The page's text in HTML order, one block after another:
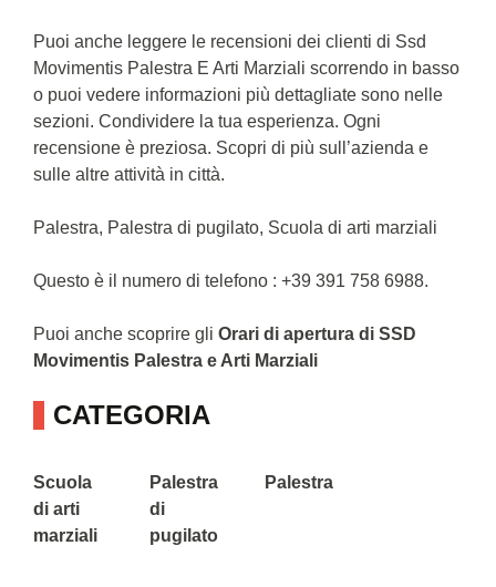
Puoi anche leggere le recensioni dei clienti di Ssd
Movimentis Palestra E Arti Marziali scorrendo in basso
o puoi vedere informazioni più dettagliate sono nelle
sezioni. Condividere la tua esperienza. Ogni
recensione è preziosa. Scopri di più sull’azienda e
sulle altre attività in città.
Palestra, Palestra di pugilato, Scuola di arti marziali
Questo è il numero di telefono : +39 391 758 6988.
Puoi anche scoprire gli Orari di apertura di SSD
Movimentis Palestra e Arti Marziali
CATEGORIA
Scuola
di arti
marziali
Palestra
di
pugilato
Palestra